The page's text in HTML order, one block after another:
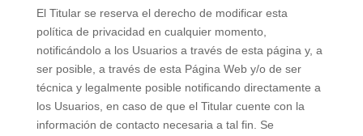
El Titular se reserva el derecho de modificar esta
política de privacidad en cualquier momento,
notificándolo a los Usuarios a través de esta página y, a
ser posible, a través de esta Página Web y/o de ser
técnica y legalmente posible notificando directamente a
los Usuarios, en caso de que el Titular cuente con la
información de contacto necesaria a tal fin. Se